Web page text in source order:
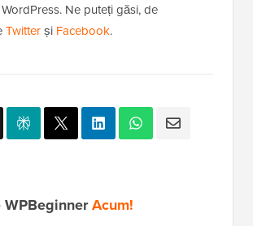
Ne puteți găsi, de
Twitterși Facebook.
Acum!